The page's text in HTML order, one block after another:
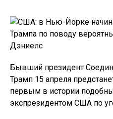
Бывший президент
Трамп 15 апреля
первым в истории
экспрезидентом США по